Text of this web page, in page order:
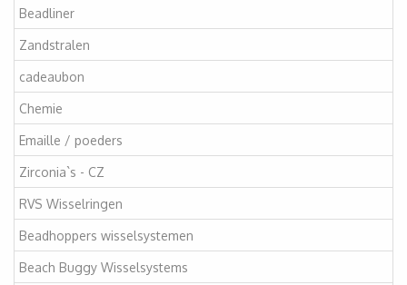
Beadliner
Zandstralen
cadeaubon
Chemie
Emaille / poeders
Zirconia`s - CZ
RVS Wisselringen
Beadhoppers wisselsystemen
Beach Buggy Wisselsystems